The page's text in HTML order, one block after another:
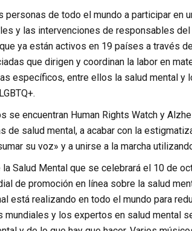
personas de todo el mundo a participar en
y las intervenciones de responsables
ya están activos en 19 países a través
que dirigen y coordinan la labor en
específicos, entre ellos la salud mental
se encuentran Human Rights Watch y
de salud mental, a acabar con la
su voz» y a unirse a la marcha
Salud Mental que se celebrará el 10 de
de promoción en línea sobre la salud
está realizando en todo el mundo para
y los expertos en salud mental